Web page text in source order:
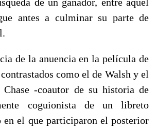
antes a culminar su parte de
de la anuencia en la película de
como el de Walsh y el
-coautor de su historia de
coguionista de un libreto
en el que participaron el posterior